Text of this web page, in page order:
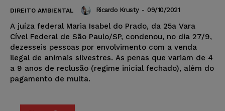
DIREITO AMBIENTAL Ricardo Krusty - 09/10/2021
A juíza federal Maria Isabel do Prado, da 25a Vara
Cível Federal de São Paulo/SP, condenou, no dia 27/9,
dezesseis pessoas por envolvimento com a venda
ilegal de animais silvestres. As penas que variam de 4
a 9 anos de reclusão (regime inicial fechado), além do
pagamento de multa.